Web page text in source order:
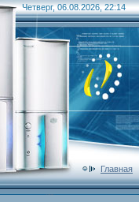
Четверг, 06.08.2026, 22:14
Главная